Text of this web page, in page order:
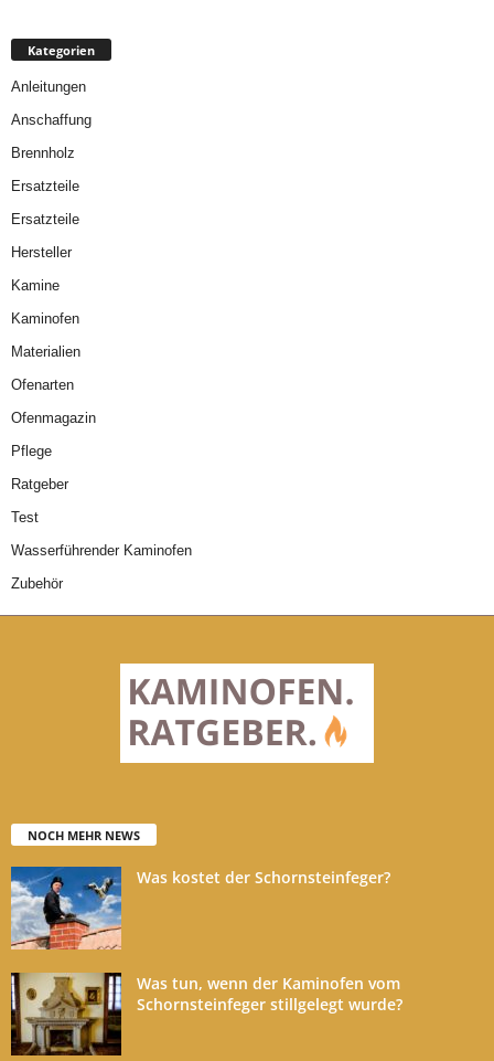
Kategorien
Anleitungen
Anschaffung
Brennholz
Ersatzteile
Ersatzteile
Hersteller
Kamine
Kaminofen
Materialien
Ofenarten
Ofenmagazin
Pflege
Ratgeber
Test
Wasserführender Kaminofen
Zubehör
NOCH MEHR NEWS
Was kostet der Schornsteinfeger?
Was tun, wenn der Kaminofen vom
Schornsteinfeger stillgelegt wurde?